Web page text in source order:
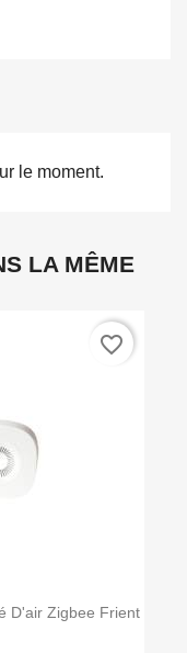
le moment.
LA MÊME
D'air Zigbee Frient
favorite_border